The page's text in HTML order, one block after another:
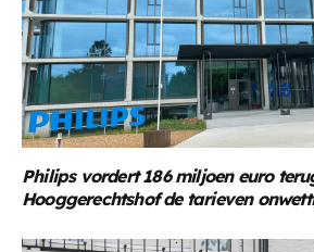
Philips vordert 186 miljoen euro
Hooggerechtshof de tarieven